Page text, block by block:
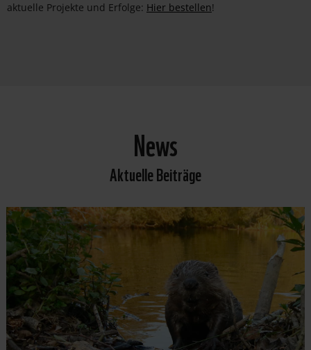
aktuelle Projekte und Erfolge: Hier bestellen!
News
Aktuelle Beiträge